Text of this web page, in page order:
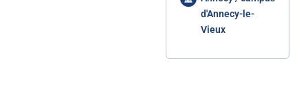
d'Annecy-le-
Vieux